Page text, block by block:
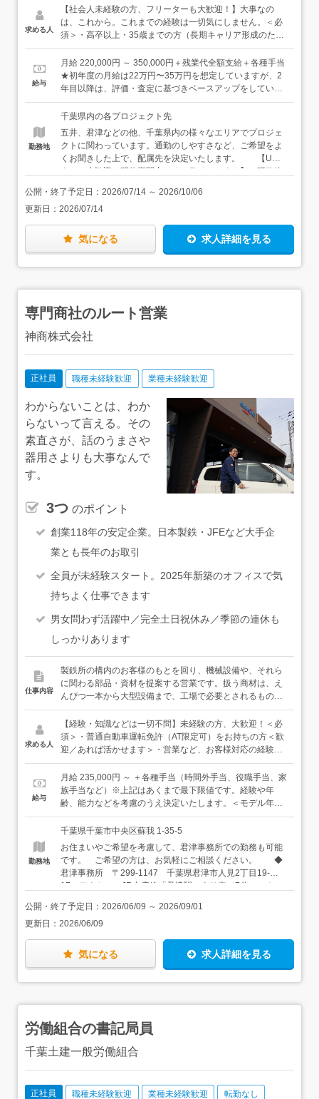
に育てます。＜具体的には…＞●安全管理のサポート：職
人さんが怪我をしないように危険な箇所に目印をつけ、事
前に周知したり、熱中症にならないよう水分補給のお声が
造られているかを確認し、写真を撮って記録を残します。
●スケジュール管理：工事スケジュールが予定通り進むよ
うに、作業内容や材料の搬入時間などを記入します。など
の勤務経験がない方は、挨拶や敬語の使い方等、ビジネス
マナーから習得することができますし、メモの取り方や
TODOリストの作成方法等、仕事を円滑に進めるための基
本だってイチから学ぶことができます。パソコンの使い方
も入社後にじっくり覚えていきましょう。メールや報告書
作成の手順も、この研修プログラムに含まれているので、
何の心配もなく仕事を始めることができます。
求める人
【社会人未経験の方、フリーターも大歓迎！】大事なの
は、これから。これまでの経験は一切気にしません。＜必
須＞・高卒以上・35歳までの方（長期キャリア形成のた
め）＜歓迎＞・普通自動車免許をお持ちの方（AT限定で
OK）・みんなで力を合わせて何かを達成する喜びを感じて
みたい方・自分の将来をより良いものにするために、一歩
一歩学んでいきたい方居酒屋スタッフ・アミューズメント
の仲間たちが、経験・知識ゼロから立派な管理者・技術者
トで、あなたのキャリアを全力で応援します！
給与
月給 220,000円 ～ 350,000円＋残業代全額支給＋各種手当
★初年度の月給は22万円〜35万円を想定していますが、2
年目以降は、評価・査定に基づきベースアップをしていき
ます。【年収例】年収450万円：22歳／未経験入社1年目
（賞与・残業代含む）年収500万円：29歳／未経験入社6年
目（賞与・残業代・各種手当含む）年収600万円：35歳／
未経験入社11年目（賞与・残業代・各種手当含む）
勤務地
千葉県内の各プロジェクト先
五井、君津などの他、千葉県内の様々なエリアでプロジェ
クトに関わっています。通勤のしやすさなど、ご希望をよ
くお聞きした上で、配属先を決定いたします。 【U・I
ターン大歓迎／研修期間中はオンラインです！】 研修終
す。 【家具家電付きの単身用社宅有】 お住まいから
通勤が難しい方は、家具・家電付きの単身用社宅を利用す
うえ、家賃半額補助（地域別に上限あり）もあるので、最
小限の出費に抑えて、新しい仕事・新しい生活を始められ
公開・終了予定日： 2026/07/14 ～ 2026/10/06
更新日： 2026/07/14
気になる 求人詳細を見る
専門商社のルート営業
神商株式会社
正社員 職種未経験歓迎 業種未経験歓迎
わからないことは、わか
らないって言える。その
素直さが、話のうまさや
器用さよりも大事なんで
す。
3つ のポイント
創業118年の安定企業。日本製鉄・JFEなど大手企
業とも長年のお取引
全員が未経験スタート。2025年新築のオフィスで気
持ちよく仕事できます
男女問わず活躍中／完全土日祝休み／季節の連休も
しっかりあります
仕事内容
製鉄所の構内のお客様のもとを回り、機械設備や、それら
に関わる部品・資材を提案する営業です。扱う商材は、え
んぴつ一本から大型設備まで、工場で必要とされるものは
幅広く取り扱います。依頼を受け、仕入れ先やメーカーを
選定し、見積もり、受注・手配、アフターフォローまで担
当します。＜仕事の流れ＞◆訪問・ヒアリング製鉄所構内
（多くが蘇我にあるJFEスチール構内）のお客様先に訪問
握します。↓◆仕入れ先・メーカー選定お客様の要望に合わ
せて、複数メーカーの中から最適な製品を選定。不明点な
どはメーカーの担当者にも確認しながら、見積もり作成を
につなげていきます。↓◆受注・手配仕入れ、配送手配を進
めて、納期に間に合うように段取りをします（事務スタッ
フも協力しています）。↓◆納品・アフターフォロー自力で
納品できるものであれば、配送も兼ねて訪問することもあ
ります。納品後の状況を伺ったり、次回の相談につなげま
す。＜入社後は＞先輩社員がついて、基本的なことから丁
寧にお仕事をお教えします。しばらくは先輩と同行して、
継いでいきます。当社は全員がまったくの未経験から始め
ています。製鉄所、機械設備、金属製品など…何もわから
ないところからのスタートです。「わからなくて当たり
前」ですので、気負う必要はありません。★既存のお客様
求める人
【経験・知識などは一切不問】未経験の方、大歓迎！＜必
須＞・普通自動車運転免許（AT限定可）をお持ちの方＜歓
迎／あれば活かせます＞・営業など、お客様対応の経験30
代・未経験で入社した女性スタッフも活躍中です。入社後
に一から仕事を覚えていけるので、まずはお気軽にご応募
いただけると嬉しいです。
給与
月給 235,000円 ～ ＋各種手当（時間外手当、役職手当、家
族手当など）※上記はあくまで最下限値です。経験や年
齢、能力などを考慮のうえ決定いたします。＜モデル年収
例＞300万円／入社1年目、23歳 400万円／入社3年目、25
歳 500万円／入社9年目、33歳
勤務地
千葉県千葉市中央区蘇我 1-35-5
お住まいやご希望を考慮して、君津事務所での勤務も可能
です。 ご希望の方は、お気軽にご相談ください。 ◆
君津事務所 〒299-1147 千葉県君津市人見2丁目19-
17 アクセス：JR内房線「君津駅」より車で7分 ★い
事業所（蘇我）は2025年2月に新築したばかりの綺麗なオ
フィスです！
公開・終了予定日： 2026/06/09 ～ 2026/09/01
更新日： 2026/06/09
気になる 求人詳細を見る
労働組合の書記局員
千葉土建一般労働組合
正社員 職種未経験歓迎 業種未経験歓迎 転勤なし